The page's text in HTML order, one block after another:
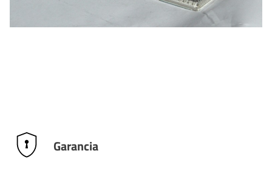
Garancia